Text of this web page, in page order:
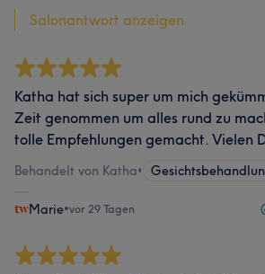
Salonantwort anzeigen
Katha hat sich super um mich
Zeit genommen um alles rund zu
tolle Empfehlungen gemacht. Vielen
Behandelt von Katha•
Marie•vor 29 Tagen